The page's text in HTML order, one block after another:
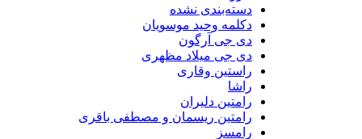
دسته‌بندی نشده
دکلمه وحید موسویان
دی جی آرگون
دی جی میلاد مظهری
راستین وقاری
رامتین دلیران
رامتین ریسمان و مصطفی باقری